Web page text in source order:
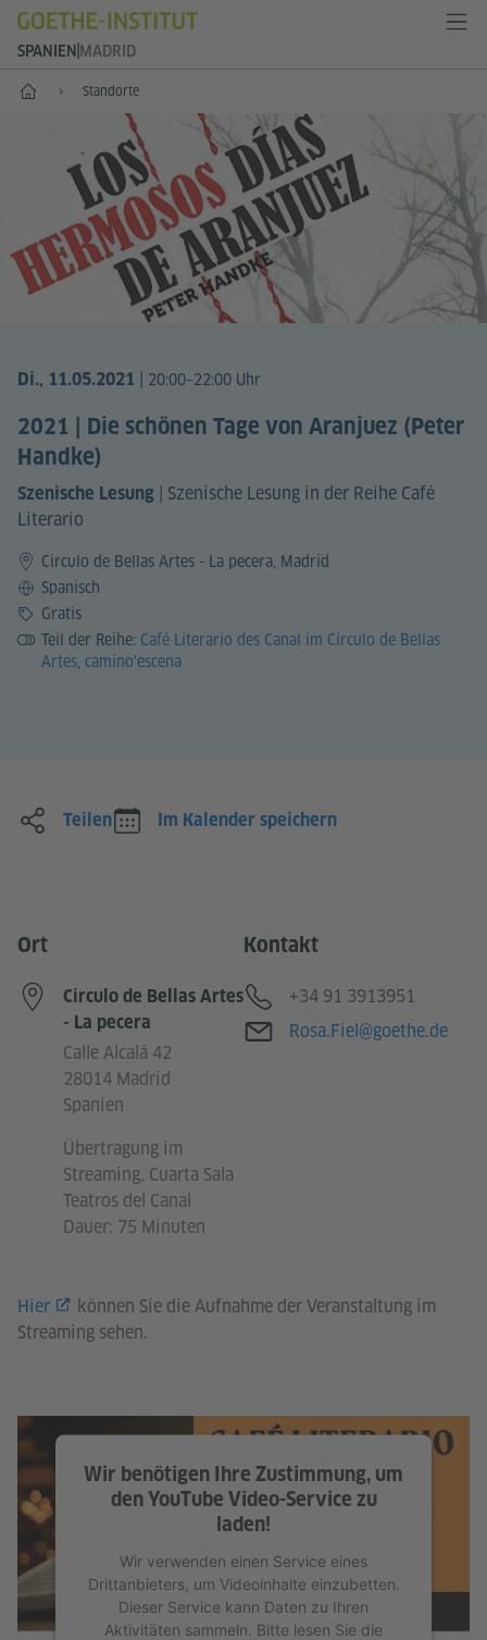
SPANIEN MADRID
Start Standorte
Di., 11.05.2021 20:00–22:00 Uhr
2021 | Die schönen Tage von Aranjuez (Peter
Handke)
Szenische Lesung | Szenische Lesung in der Reihe Café
Literario
Circulo de Bellas Artes - La pecera, Madrid
SpracheSpanisch
PreisGratis
Teil der Reihe: Café Literario des Canal im Círculo de Bellas
Artes, camino'escena
Hier
können Sie die Aufnahme der Veranstaltung im
Streaming sehen.
Wir benötigen Ihre Zustimmung, um
den YouTube Video-Service zu
laden!
Wir verwenden einen Service eines
Drittanbieters, um Videoinhalte einzubetten.
Dieser Service kann Daten zu Ihren
Aktivitäten sammeln. Bitte lesen Sie die
Teilen Im Kalender speichern
Ort
Circulo de Bellas Artes
- La pecera
Calle Alcalá 42
28014 Madrid
Spanien
Übertragung im
Streaming, Cuarta Sala
Teatros del Canal
Dauer: 75 Minuten
Kontakt
Telefon
+34 91 3913951
E-Mail
Rosa.Fiel@goethe.de